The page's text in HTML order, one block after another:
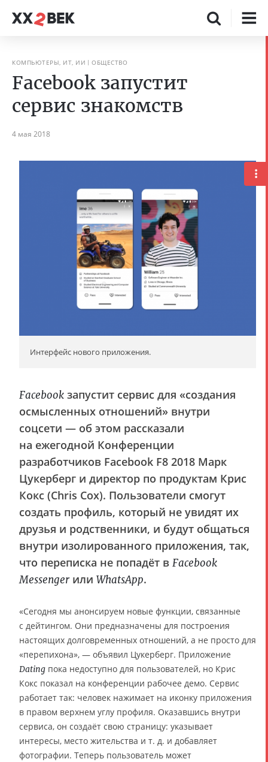
КОМПЬЮТЕРЫ, ИТ, ИИ ОБЩЕСТВО
Facebook запустит
сервис знакомств
4 мая 2018
Интерфейс нового приложения.
Facebook запустит сервис для «создания
осмысленных отношений» внутри
соцсети — об этом рассказали
на ежегодной Конференции
разработчиков Facebook F8 2018 Марк
Цукерберг и директор по продуктам Крис
Кокс (Chris Cox). Пользователи смогут
создать профиль, который не увидят их
друзья и родственники, и будут общаться
внутри изолированного приложения, так,
что переписка не попадёт в Facebook
Messenger или WhatsApp.
«Сегодня мы анонсируем новые функции, связанные
с дейтингом. Они предназначены для построения
настоящих долговременных отношений, а не просто для
«перепихона», — объявил Цукерберг. Приложение
Dating пока недоступно для пользователей, но Крис
Кокс показал на конференции рабочее демо. Сервис
работает так: человек нажимает на иконку приложения
в правом верхнем углу профиля. Оказавшись внутри
сервиса, он создаёт свою страницу: указывает
интересы, место жительства и т. д. и добавляет
фотографии. Теперь пользователь может